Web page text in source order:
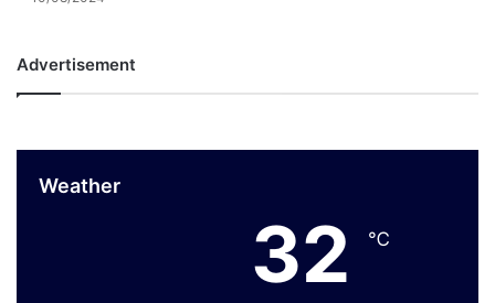
Advertisement
Weather
32 ℃